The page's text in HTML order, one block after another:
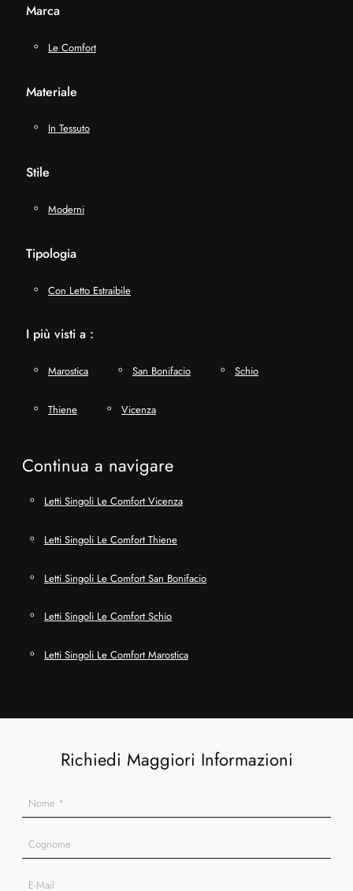
Marca
Le Comfort
Materiale
In Tessuto
Stile
Moderni
Tipologia
Con Letto Estraibile
I più visti a :
Marostica San Bonifacio Schio
Thiene Vicenza
Continua a navigare
Letti Singoli Le Comfort Vicenza
Letti Singoli Le Comfort Thiene
Letti Singoli Le Comfort San Bonifacio
Letti Singoli Le Comfort Schio
Letti Singoli Le Comfort Marostica
Richiedi Maggiori Informazioni